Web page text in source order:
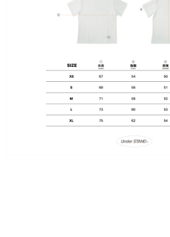
每筆NT$130，滿NT$10,000(含以上)免運費